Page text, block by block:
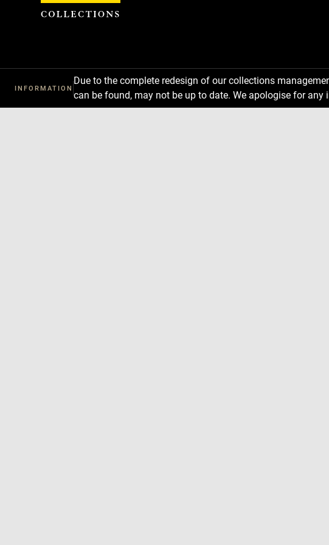
INFORMATION
Due to the complete redesign of our collections
can be found, may not be up to date. We apologise for
Cookies management panel